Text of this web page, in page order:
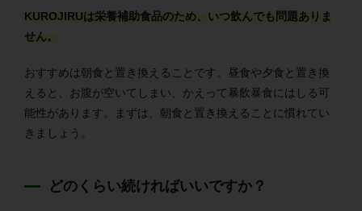
KUROJIRUは栄養補助食品のため、いつ飲んでも問題ありま
せん。
おすすめは朝食と置き換えることです。昼食や夕食と置き換
えると、お腹が空いてしまい、かえって暴飲暴食にはしる可
能性があります。まずは、朝食と置き換えることに慣れてい
きましょう。
どのくらい続ければいいですか？